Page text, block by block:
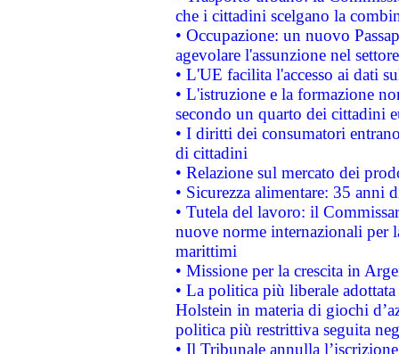
che i cittadini scelgano la
• Occupazione: un nuovo
agevolare l'assunzione nel
• L'UE facilita l'accesso ai dati
• L'istruzione e la formazione
secondo un quarto dei cittadini
• I diritti dei consumatori
di cittadini
• Relazione sul mercato dei
• Sicurezza alimentare: 35 anni
• Tutela del lavoro: il
nuove norme internazionali per
marittimi
• Missione per la crescita in
• La politica più liberale
Holstein in materia di giochi
politica più restrittiva seguita
• Il Tribunale annulla